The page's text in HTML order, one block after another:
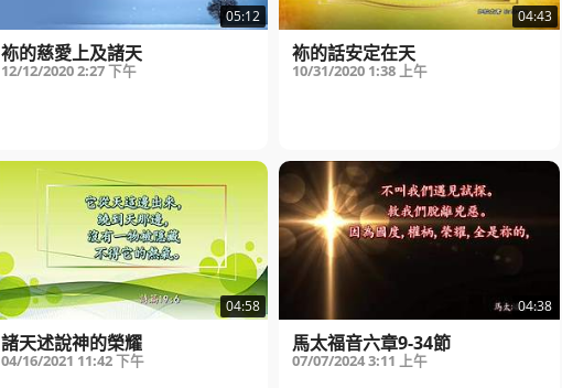
05:12
袮的慈愛上及諸天
12/12/20202:27 下午
04:43
袮的話安定在天
10/31/2020 1:38 上午
04:58
諸天述說神的榮耀
04/16/2021 11:42 下午
04:38
馬太福音六章9-34節
07/07/20243:11 上午